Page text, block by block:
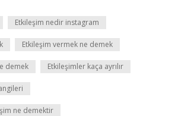
Etkileşim nedir instagram
Etkileşim vermek ne demek
demek Etkileşimler kaça ayrılır
ne demektir